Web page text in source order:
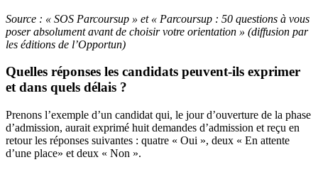
Source : « SOS Parcoursup » et « Parcoursup : 50 questions à vous
poser absolument avant de choisir votre orientation » (diffusion par
les éditions de l’Opportun)
Quelles réponses les candidats peuvent-ils exprimer
et dans quels délais ?
Prenons l’exemple d’un candidat qui, le jour d’ouverture de la phase
d’admission, aurait exprimé huit demandes d’admission et reçu en
retour les réponses suivantes : quatre « Oui », deux « En attente
d’une place» et deux « Non ».